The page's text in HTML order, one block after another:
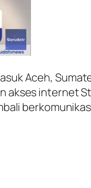
Aceh,
internet